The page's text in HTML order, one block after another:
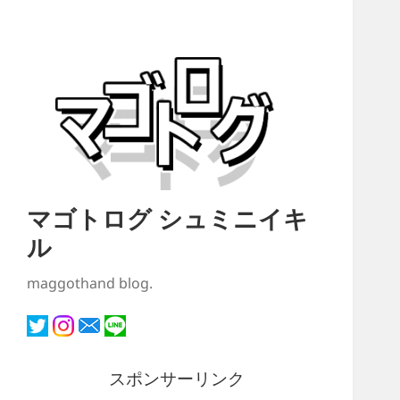
マゴトログ シュミニイキ
ル
maggothand blog.
スポンサーリンク